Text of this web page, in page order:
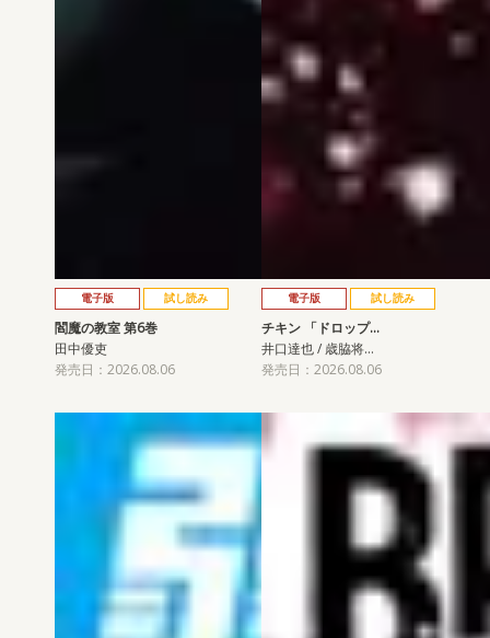
電子版 試し読み
閻魔の教室 第6巻
田中優吏
発売日：2026.08.06
電子版 試し読み
チキン 「ドロップ…
井口達也 / 歳脇将…
発売日：2026.08.06